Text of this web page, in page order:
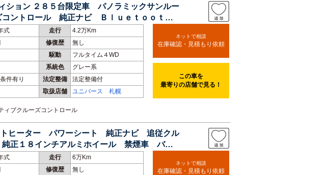
ション ２８５台限定車 パノラミックサンルー
ントロール 純正ナビ Ｂｌｕｅｔｏｏｔ
式 走行
4.2万Km
修復歴
無し
駆動
フルタイム４WD
系統色
グレー系
件有り 法定整備
法定整備付
取扱店舗 ユニバース 札幌
ブクルーズコントロール
ネットで相談
在庫確認・見積もり依頼
この車を
最寄りの店舗で見る！
トヒーター パワーシート 純正ナビ 追従クル
正１８インチアルミホイール 禁煙車 バッ
式 走行
6万Km
修復歴
無し
ネットで相談
在庫確認・見積もり依頼